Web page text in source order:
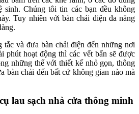
sinh. Chúng tôi tin các bạn đều không
Tuy nhiên với bàn chải điện đa năng
tắc và đưa bàn chải điện đến những nơi
phút hoạt động thì các vết bẩn sẽ được
những thế với thiết kế nhỏ gọn, thông
bàn chải đến bất cứ không gian nào mà
lau sạch nhà cửa thông minh